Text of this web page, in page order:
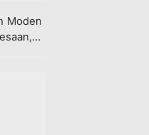
Moden